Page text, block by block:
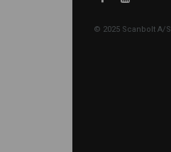
© 2025 Scanbolt A/S